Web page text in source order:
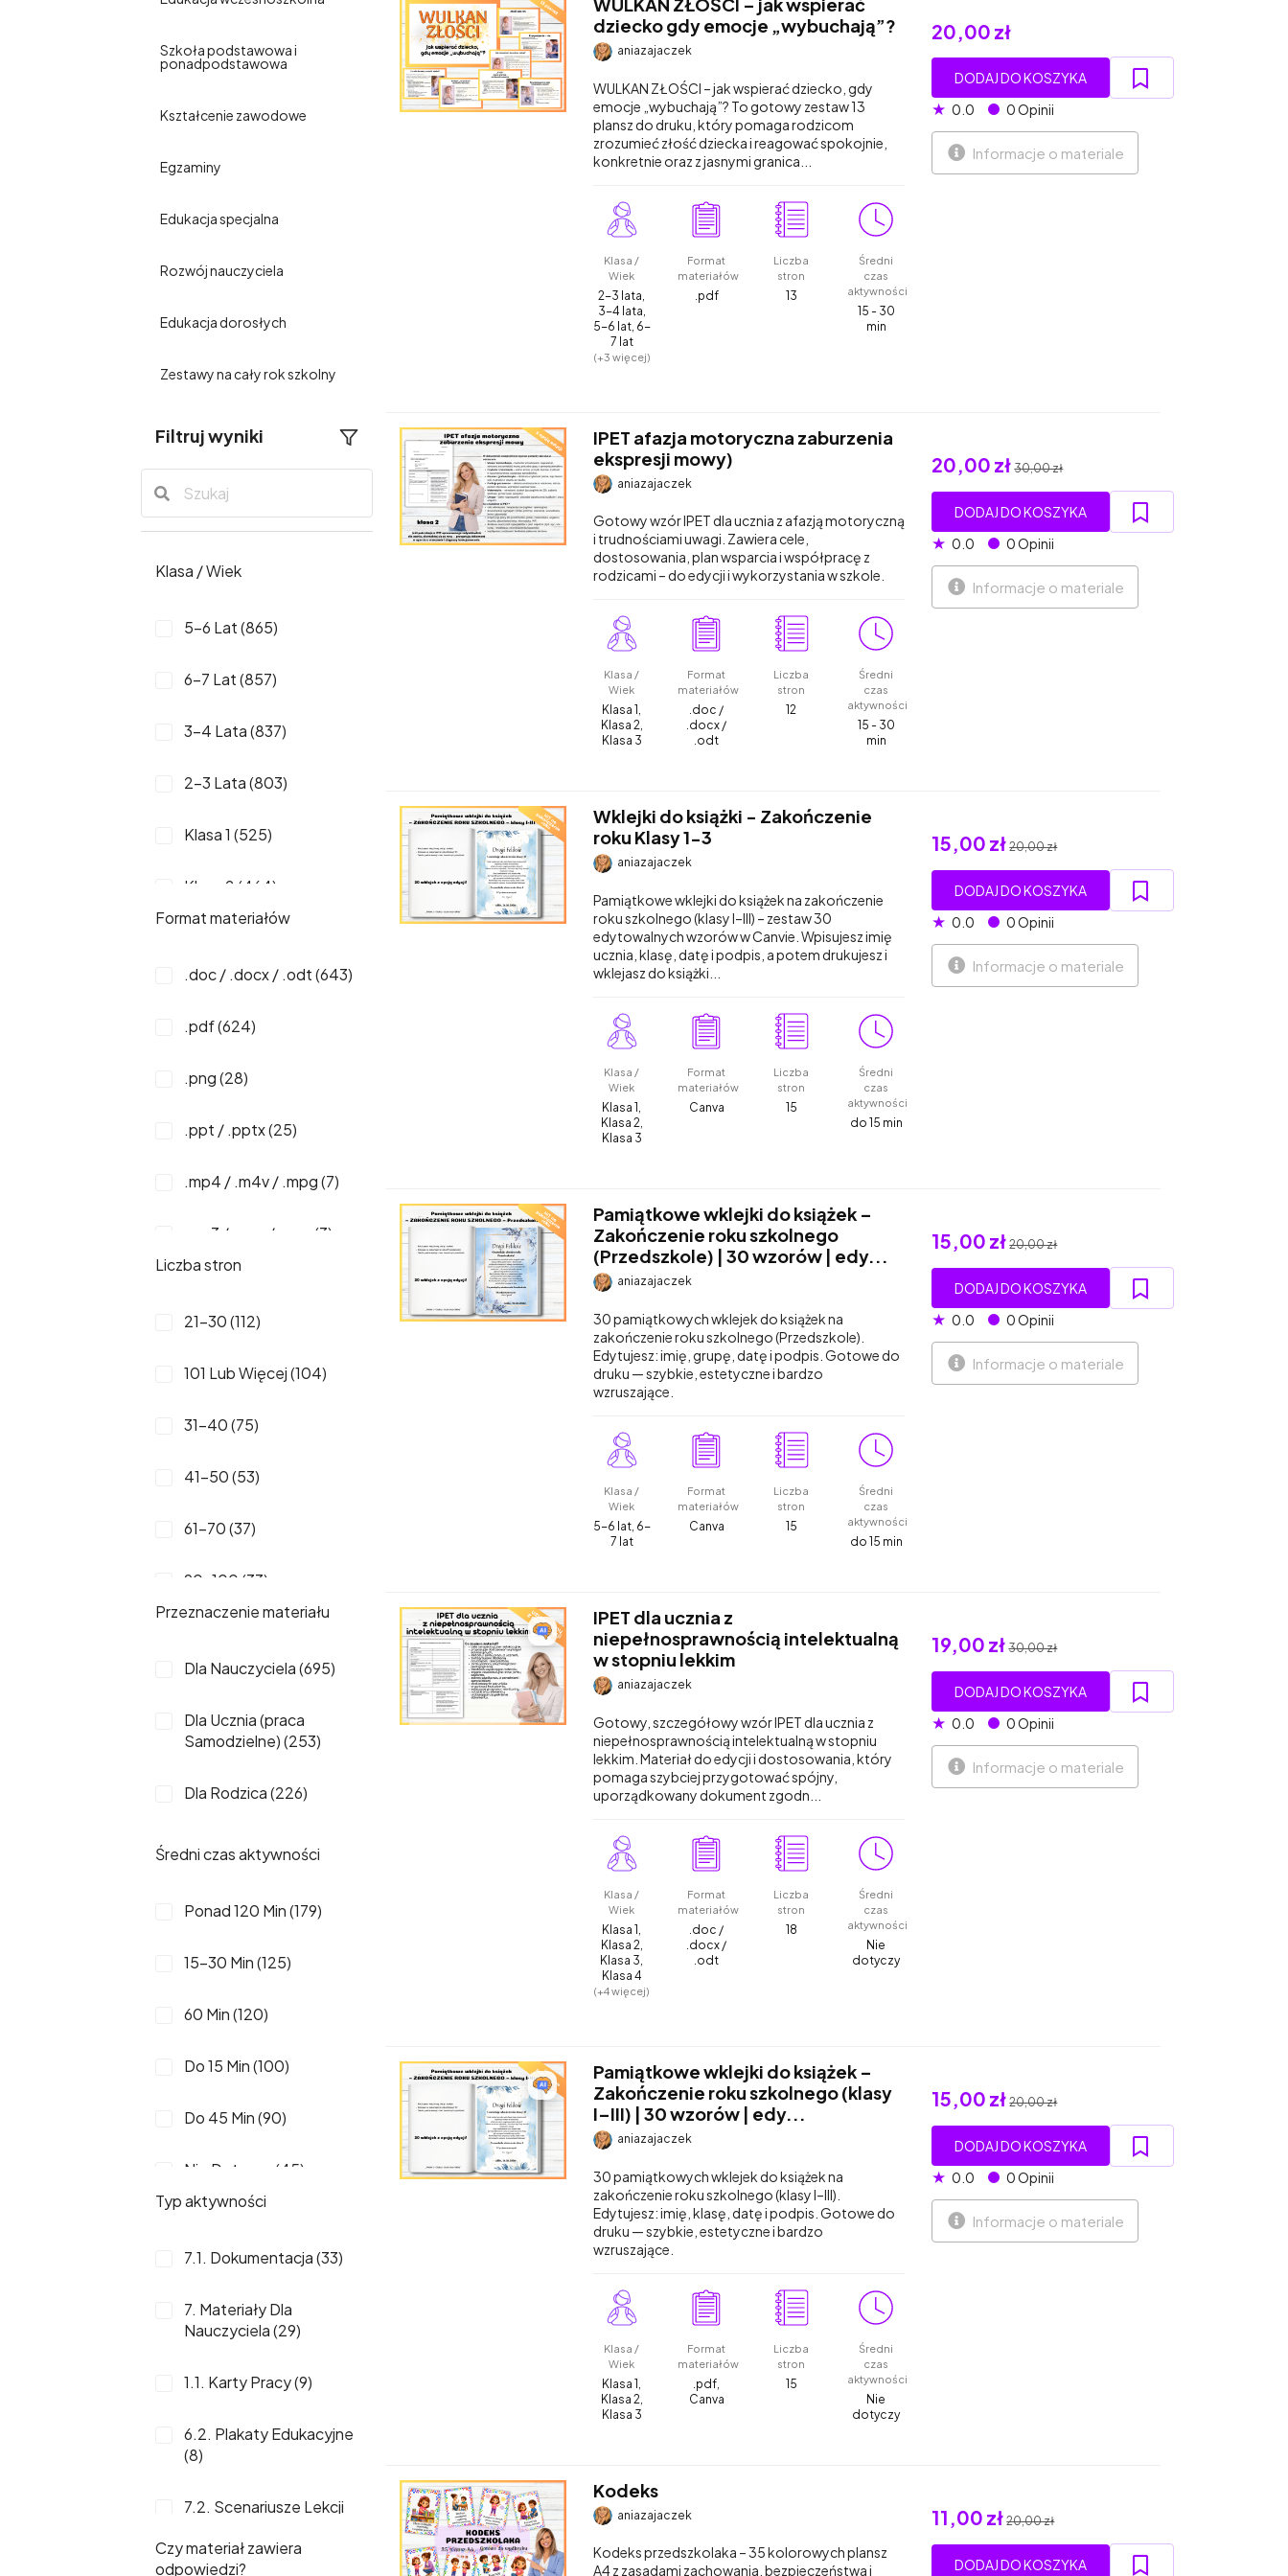
Szkoła podstawowa i
ponadpodstawowa
Kształcenie zawodowe
Egzaminy
Edukacja specjalna
Rozwój nauczyciela
Edukacja dorosłych
Zestawy na cały rok szkolny
Filtruj wyniki
Klasa / Wiek
5-6 Lat (865)
6-7 Lat (857)
3-4 Lata (837)
2-3 Lata (803)
Klasa 1 (525)
Klasa 2 (464)
Klasa 5 (240)
Klasa 6 (238)
Klasa 7 (220)
Klasa 8 (218)
Ponadpodstawowa (78)
Edukacja Dorosłych (50)
Format materiałów
.doc / .docx / .odt (643)
.pdf (624)
.png (28)
.ppt / .pptx (25)
.mp4 / .m4v / .mpg (7)
.mp3 / .ogg / .wav (3)
Inny Link Zewnętrzny (1)
Liczba stron
21-30 (112)
101 Lub Więcej (104)
31-40 (75)
41-50 (53)
61-70 (37)
90-100 (33)
1 (24)
15 (19)
8 (11)
14 (10)
5 (10)
18 (7)
9 (6)
16 (5)
Przeznaczenie materiału
Dla Nauczyciela (695)
Dla Ucznia (praca
Samodzielne) (253)
Dla Rodzica (226)
Średni czas aktywności
Ponad 120 Min (179)
15-30 Min (125)
60 Min (120)
Do 15 Min (100)
Do 45 Min (90)
Nie Dotyczy (45)
Typ aktywności
7.1. Dokumentacja (33)
7. Materiały Dla
Nauczyciela (29)
1.1. Karty Pracy (9)
6.2. Plakaty Edukacyjne
(8)
7.2. Scenariusze Lekcji
Czy materiał zawiera
odpowiedzi?
dziecko gdy emocje „wybuchają”?
aniazajaczek
WULKAN ZŁOŚCI – jak wspierać dziecko, gdy
emocje „wybuchają”? To gotowy zestaw 13
plansz do druku, który pomaga rodzicom
zrozumieć złość dziecka i reagować spokojnie,
konkretnie oraz z jasnymi granica...
Klasa /
Wiek
2-3 lata,
3-4 lata,
5-6 lat, 6-
7 lat
(+3 więcej)
Format
materiałów
.pdf
Liczba
stron
13
Średni
czas
aktywności
15 - 30
min
20,00 zł
DODAJ DO KOSZYKA
★ 0.0 0 Opinii
Informacje o materiale
IPET afazja motoryczna zaburzenia
ekspresji mowy)
aniazajaczek
Gotowy wzór IPET dla ucznia z afazją motoryczną
i trudnościami uwagi. Zawiera cele,
dostosowania, plan wsparcia i współpracę z
rodzicami – do edycji i wykorzystania w szkole.
Klasa /
Wiek
Klasa 1,
Klasa 2,
Klasa 3
Format
materiałów
.doc /
.docx /
.odt
Liczba
stron
12
Średni
czas
aktywności
15 - 30
min
20,00 zł30,00 zł
DODAJ DO KOSZYKA
★ 0.0 0 Opinii
Informacje o materiale
Wklejki do książki - Zakończenie
roku Klasy 1-3
aniazajaczek
Pamiątkowe wklejki do książek na zakończenie
roku szkolnego (klasy I–III) – zestaw 30
edytowalnych wzorów w Canvie. Wpisujesz imię
ucznia, klasę, datę i podpis, a potem drukujesz i
wklejasz do książki...
Klasa /
Wiek
Klasa 1,
Klasa 2,
Klasa 3
Format
materiałów
Canva
Liczba
stron
15
Średni
czas
aktywności
do 15 min
15,00 zł20,00 zł
DODAJ DO KOSZYKA
★ 0.0 0 Opinii
Informacje o materiale
Pamiątkowe wklejki do książek –
Zakończenie roku szkolnego
(Przedszkole) | 30 wzorów | edy...
aniazajaczek
30 pamiątkowych wklejek do książek na
zakończenie roku szkolnego (Przedszkole).
Edytujesz: imię, grupę, datę i podpis. Gotowe do
druku — szybkie, estetyczne i bardzo
wzruszające.
Klasa /
Wiek
5-6 lat, 6-
7 lat
Format
materiałów
Canva
Liczba
stron
15
Średni
czas
aktywności
do 15 min
15,00 zł20,00 zł
DODAJ DO KOSZYKA
★ 0.0 0 Opinii
Informacje o materiale
IPET dla ucznia z
niepełnosprawnością intelektualną
w stopniu lekkim
aniazajaczek
Gotowy, szczegółowy wzór IPET dla ucznia z
niepełnosprawnością intelektualną w stopniu
lekkim. Materiał do edycji i dostosowania, który
pomaga szybciej przygotować spójny,
uporządkowany dokument zgodn...
Klasa /
Wiek
Klasa 1,
Klasa 2,
Klasa 3,
Klasa 4
(+4 więcej)
Format
materiałów
.doc /
.docx /
.odt
Liczba
stron
18
Średni
czas
aktywności
Nie
dotyczy
19,00 zł30,00 zł
DODAJ DO KOSZYKA
★ 0.0 0 Opinii
Informacje o materiale
Pamiątkowe wklejki do książek –
Zakończenie roku szkolnego (klasy
I–III) | 30 wzorów | edy...
aniazajaczek
30 pamiątkowych wklejek do książek na
zakończenie roku szkolnego (klasy I–III).
Edytujesz: imię, klasę, datę i podpis. Gotowe do
druku — szybkie, estetyczne i bardzo
wzruszające.
Klasa /
Wiek
Klasa 1,
Klasa 2,
Klasa 3
Format
materiałów
.pdf,
Canva
Liczba
stron
15
Średni
czas
aktywności
Nie
dotyczy
15,00 zł20,00 zł
DODAJ DO KOSZYKA
★ 0.0 0 Opinii
Informacje o materiale
Kodeks
aniazajaczek
Kodeks przedszkolaka – 35 kolorowych plansz
A4 z zasadami zachowania, bezpieczeństwa i
11,00 zł20,00 zł
DODAJ DO KOSZYKA